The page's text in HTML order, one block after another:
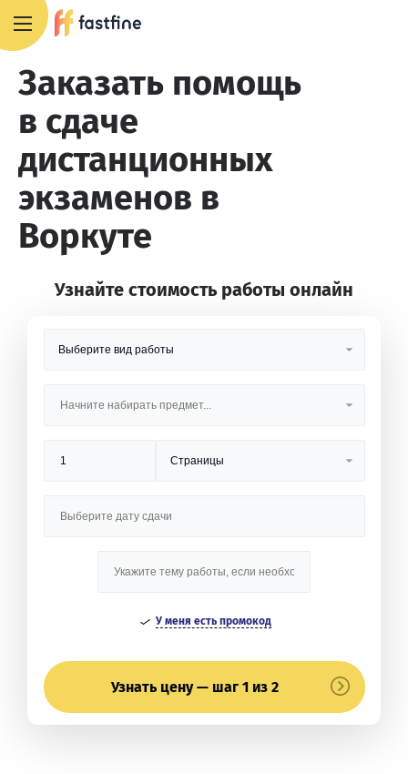
Заказать помощь
в сдаче
дистанционных
экзаменов в
Воркуте
Узнайте стоимость работы онлайн
У меня есть промокод
Узнать цену — шаг 1 из 2